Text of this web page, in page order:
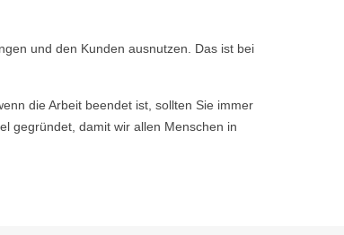
und den Kunden ausnutzen. Das ist bei
die Arbeit beendet ist, sollten Sie immer
gegründet, damit wir allen Menschen in